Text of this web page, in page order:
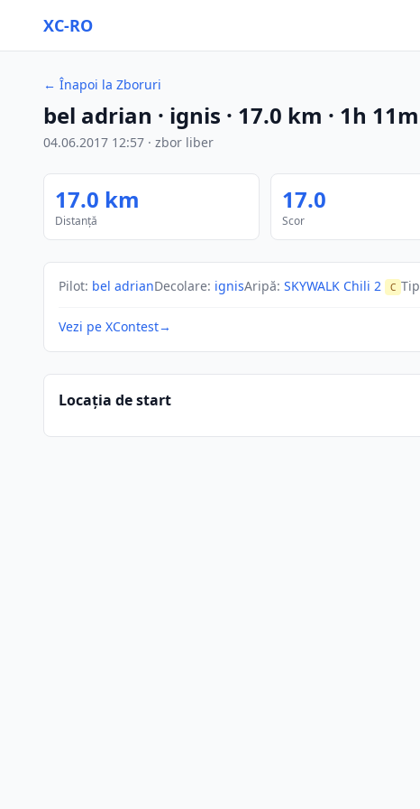
XC-RO
← Înapoi la Zboruri
bel adrian · ignis · 17.0 km · 1h 11m
04.06.2017 12:57 · zbor liber
17.0 km
Distanță
17.0
Scor
Pilot: bel adrianDecolare: ignisAripă: SKYWALK Chili 2 C Tip
Vezi pe XContest→
Locația de start